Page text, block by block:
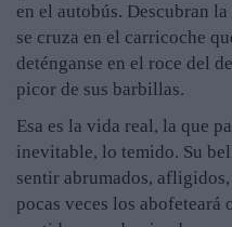
en el autobús. Descubran
se cruza en el carricoche
deténganse en el roce del
picor de sus barbillas.
Esa es la vida real, la que
inevitable, lo temido. Su
sentir abrumados,
pocas veces los